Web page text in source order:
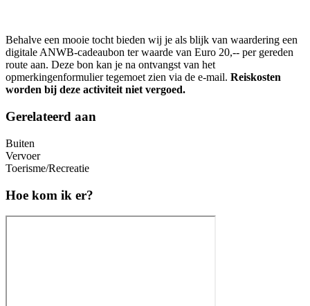
Behalve een mooie tocht bieden wij je als blijk van waardering een
digitale ANWB-cadeaubon ter waarde van Euro 20,-- per gereden
route aan. Deze bon kan je na ontvangst van het
opmerkingenformulier tegemoet zien via de e-mail. Reiskosten
worden bij deze activiteit niet vergoed.
Gerelateerd aan
Buiten
Vervoer
Toerisme/Recreatie
Hoe kom ik er?